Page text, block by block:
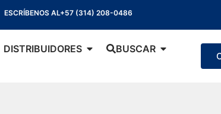
ESCRÍBENOS AL+57 (314) 208-0486
DISTRIBUIDORES Abrir Distribuidores
BUSCAR Abrir Buscar